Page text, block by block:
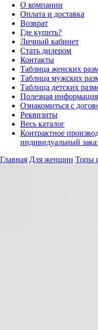
О компании
Оплата и доставка
Возврат
Где купить?
Личный кабинет
Стать дилером
Контакты
Таблица женских
Таблица мужских
Таблица детских
Полезная информация
Ознакомиться с
Реквизиты
Весь каталог
Контрактное
индивидуальный
Главная Для женщин Топы